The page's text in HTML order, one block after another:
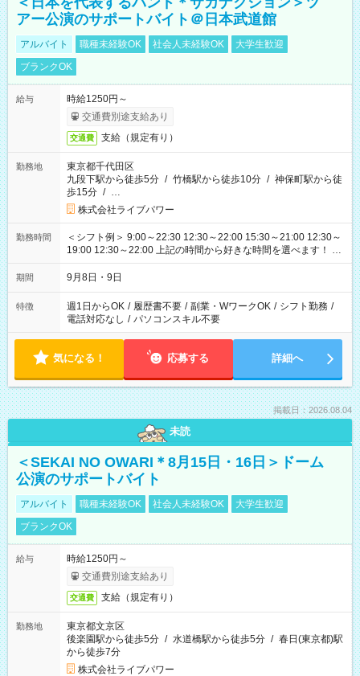
アー公演のサポートバイト＠日本武道館
アルバイト 職種未経験OK 社会人未経験OK
大学生歓迎
ブランクOK
給与
時給1250円～
交通費別途支給あり
交通費 支給（規定有り）
勤務地
東京都千代田区
九段下駅から徒歩5分 / 竹橋駅から徒歩10分 / 神保町駅から徒
歩15分 / …
株式会社ライブパワー
勤務時間
＜シフト例＞ 9:00～22:30 12:30～22:00 15:30～21:00 12:30～
19:00 12:30～22:00 上記の時間から好きな時間を選べます！ ※
時間は変更となる可能性があります
期間 9月8日・9日
特徴 週1日からOK / 履歴書不要 / 副業・WワークOK / シフト勤務 /
電話対応なし / パソコンスキル不要
気になる！ 応募する 詳細へ
掲載日：2026.08.04
未読
＜SEKAI NO OWARI＊8月15日・16日＞ドーム
公演のサポートバイト
アルバイト 職種未経験OK 社会人未経験OK
大学生歓迎
ブランクOK
給与
時給1250円～
交通費別途支給あり
交通費 支給（規定有り）
勤務地
東京都文京区
後楽園駅から徒歩5分 / 水道橋駅から徒歩5分 / 春日(東京都)駅
から徒歩7分
株式会社ライブパワー